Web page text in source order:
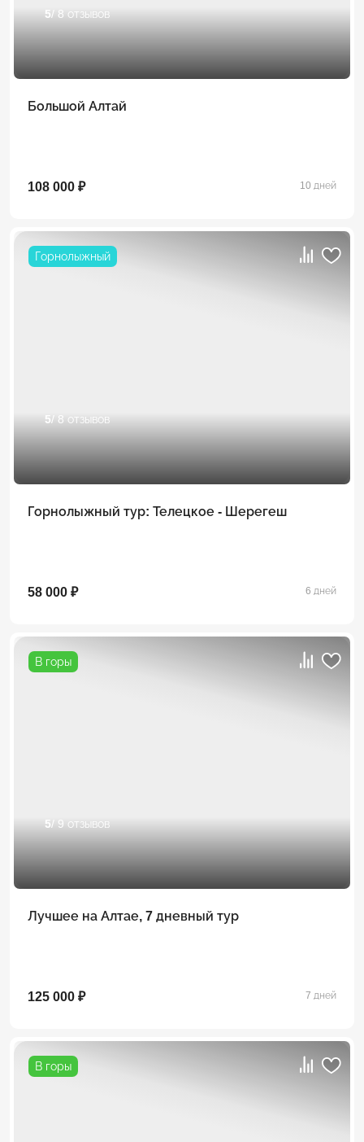
5/ 8 отзывов
Большой Алтай
108 000 ₽ 10 дней
Горнолыжный
5/ 8 отзывов
Горнолыжный тур: Телецкое - Шерегеш
58 000 ₽ 6 дней
В горы
5/ 9 отзывов
Лучшее на Алтае, 7 дневный тур
125 000 ₽ 7 дней
В горы